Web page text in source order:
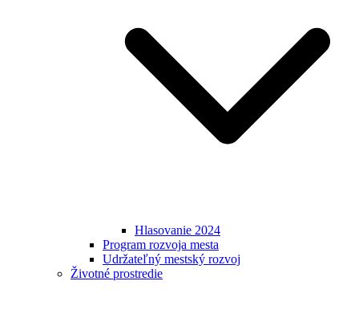
Hlasovanie 2024
Program rozvoja mesta
Udržateľný mestský rozvoj
Životné prostredie